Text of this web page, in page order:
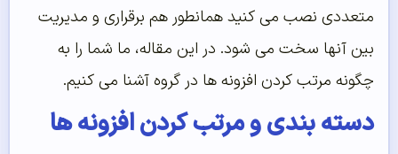
متعددی نصب می کنید همانطور هم برقراری و مدیریت
بین آنها سخت می شود. در این مقاله، ما شما را به
چگونه مرتب کردن افزونه ها در گروه آشنا می کنیم.
دسته بندی و مرتب کردن افزونه ها